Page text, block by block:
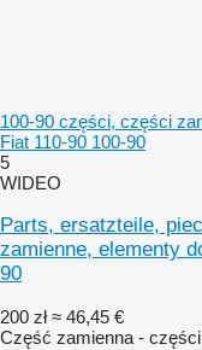
100-90 części, części
Fiat 110-90 100-90
5
WIDEO
Parts, ersatzteile,
zamienne, elementy
90
200 zł ≈ 46,45 €
Część zamienna -